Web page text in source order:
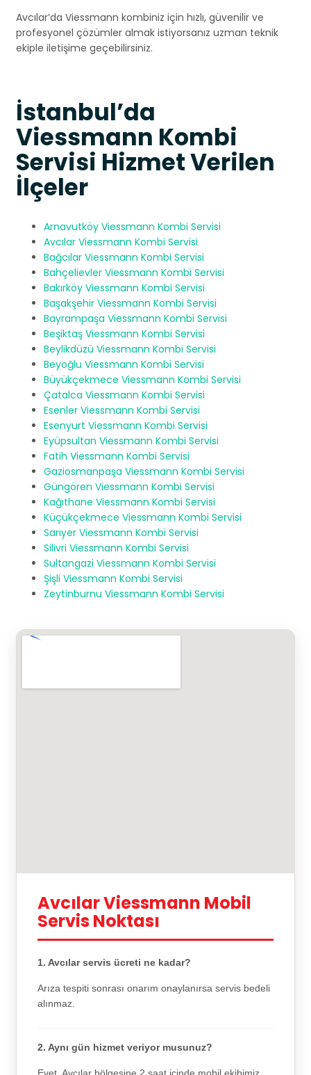
Avcılar’da Viessmann kombiniz için hızlı, güvenilir ve
profesyonel çözümler almak istiyorsanız uzman teknik
ekiple iletişime geçebilirsiniz.
İstanbul’da
Viessmann Kombi
Servisi Hizmet Verilen
İlçeler
Arnavutköy Viessmann Kombi Servisi
Avcılar Viessmann Kombi Servisi
Bağcılar Viessmann Kombi Servisi
Bahçelievler Viessmann Kombi Servisi
Bakırköy Viessmann Kombi Servisi
Başakşehir Viessmann Kombi Servisi
Bayrampaşa Viessmann Kombi Servisi
Beşiktaş Viessmann Kombi Servisi
Beylikdüzü Viessmann Kombi Servisi
Beyoğlu Viessmann Kombi Servisi
Büyükçekmece Viessmann Kombi Servisi
Çatalca Viessmann Kombi Servisi
Esenler Viessmann Kombi Servisi
Esenyurt Viessmann Kombi Servisi
Eyüpsultan Viessmann Kombi Servisi
Fatih Viessmann Kombi Servisi
Gaziosmanpaşa Viessmann Kombi Servisi
Güngören Viessmann Kombi Servisi
Kağıthane Viessmann Kombi Servisi
Küçükçekmece Viessmann Kombi Servisi
Sarıyer Viessmann Kombi Servisi
Silivri Viessmann Kombi Servisi
Sultangazi Viessmann Kombi Servisi
Şişli Viessmann Kombi Servisi
Zeytinburnu Viessmann Kombi Servisi
Avcılar Viessmann Mobil
Servis Noktası
1. Avcılar servis ücreti ne kadar?
Arıza tespiti sonrası onarım onaylanırsa servis bedeli
alınmaz.
2. Aynı gün hizmet veriyor musunuz?